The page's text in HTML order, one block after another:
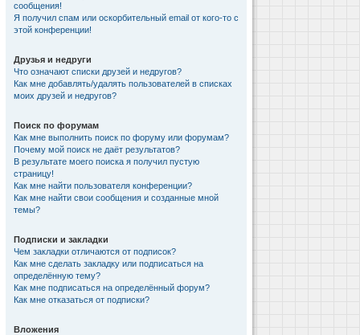
сообщения!
Я получил спам или оскорбительный email от кого-то с
этой конференции!
Друзья и недруги
Что означают списки друзей и недругов?
Как мне добавлять/удалять пользователей в списках
моих друзей и недругов?
Поиск по форумам
Как мне выполнить поиск по форуму или форумам?
Почему мой поиск не даёт результатов?
В результате моего поиска я получил пустую
страницу!
Как мне найти пользователя конференции?
Как мне найти свои сообщения и созданные мной
темы?
Подписки и закладки
Чем закладки отличаются от подписок?
Как мне сделать закладку или подписаться на
определённую тему?
Как мне подписаться на определённый форум?
Как мне отказаться от подписки?
Вложения